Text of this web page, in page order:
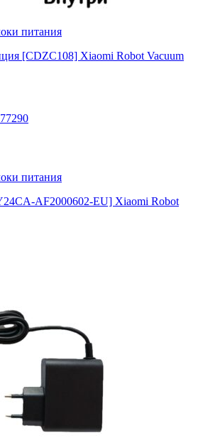
питания
[CDZC108] Xiaomi Robot Vacuum
питания
AF2000602-EU] Xiaomi Robot